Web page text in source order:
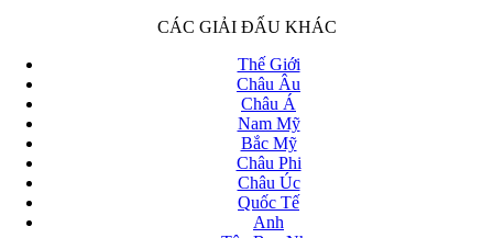
CÁC GIẢI ĐẤU KHÁC
Thế Giới
Châu Âu
Châu Á
Nam Mỹ
Bắc Mỹ
Châu Phi
Châu Úc
Quốc Tế
Anh